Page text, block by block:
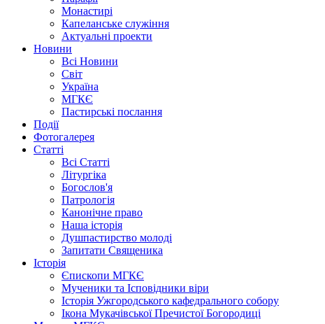
Монастирі
Капеланське служіння
Актуальні проекти
Новини
Всі Новини
Світ
Україна
МГКЄ
Пастирські послання
Події
Фотогалерея
Статті
Всі Статті
Літургіка
Богослов'я
Патрологія
Канонічне право
Наша історія
Душпастирство молоді
Запитати Священика
Історія
Єпископи МГКЄ
Мученики та Ісповідники віри
Історія Ужгородського кафедрального собору
Ікона Мукачівської Пречистої Богородиці